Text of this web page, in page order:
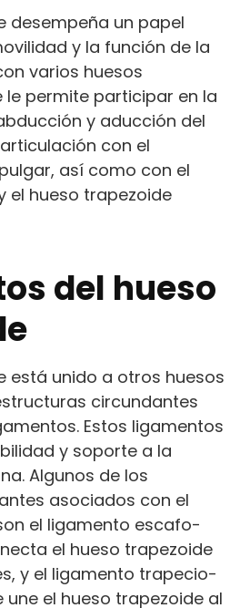
desempeña un papel
y la función de la
varios huesos
le permite participar en la
y aducción del
con el
así como con el
el hueso trapezoide
del hueso
está unido a otros huesos
circundantes
Estos ligamentos
y soporte a la
Algunos de los
asociados con el
el ligamento escafo-
el hueso trapezoide
y el ligamento trapecio-
el hueso trapezoide al